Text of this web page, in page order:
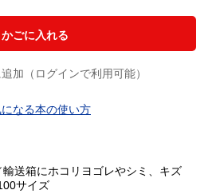
かごに入れる
加（ログインで利用可能）
なる本の使い方
箱にホコリヨゴレやシミ、キズ
サイズ